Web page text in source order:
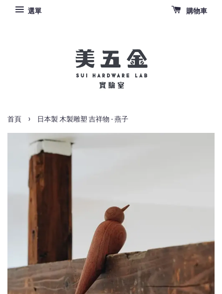
選單 購物車
首頁 › 日本製 木製雕塑 吉祥物 - 燕子